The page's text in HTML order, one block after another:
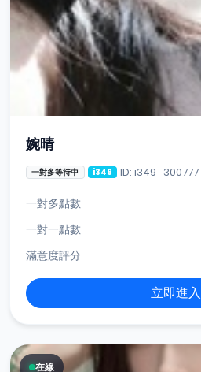
婉晴
一對多等待中 i349 ID: i349_300777
一對多點數
一對一點數
滿意度評分
立即進入
在線